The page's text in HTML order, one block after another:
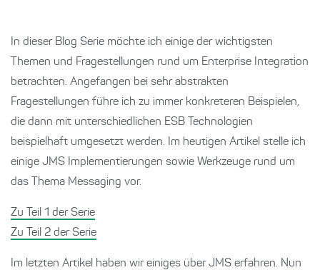
In dieser Blog Serie möchte ich einige der wichtigsten
Themen und Fragestellungen rund um Enterprise Integration
betrachten. Angefangen bei sehr abstrakten
Fragestellungen führe ich zu immer konkreteren Beispielen,
die dann mit unterschiedlichen ESB Technologien
beispielhaft umgesetzt werden. Im heutigen Artikel stelle ich
einige JMS Implementierungen sowie Werkzeuge rund um
das Thema Messaging vor.
Zu Teil 1 der Serie
Zu Teil 2 der Serie
Im letzten Artikel haben wir einiges über JMS erfahren. Nun